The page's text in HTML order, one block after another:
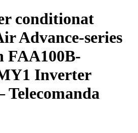
conditionat
Advance-series
FAA100B-
Inverter
Telecomanda